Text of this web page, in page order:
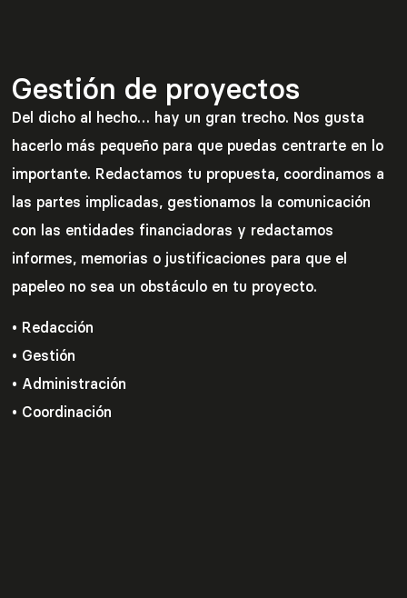
Gestión de proyectos
Del dicho al hecho… hay un gran trecho. Nos gusta
hacerlo más pequeño para que puedas centrarte en lo
importante. Redactamos tu propuesta, coordinamos a
las partes implicadas, gestionamos la comunicación
con las entidades financiadoras y redactamos
informes, memorias o justificaciones para que el
papeleo no sea un obstáculo en tu proyecto.
• Redacción
• Gestión
• Administración
• Coordinación